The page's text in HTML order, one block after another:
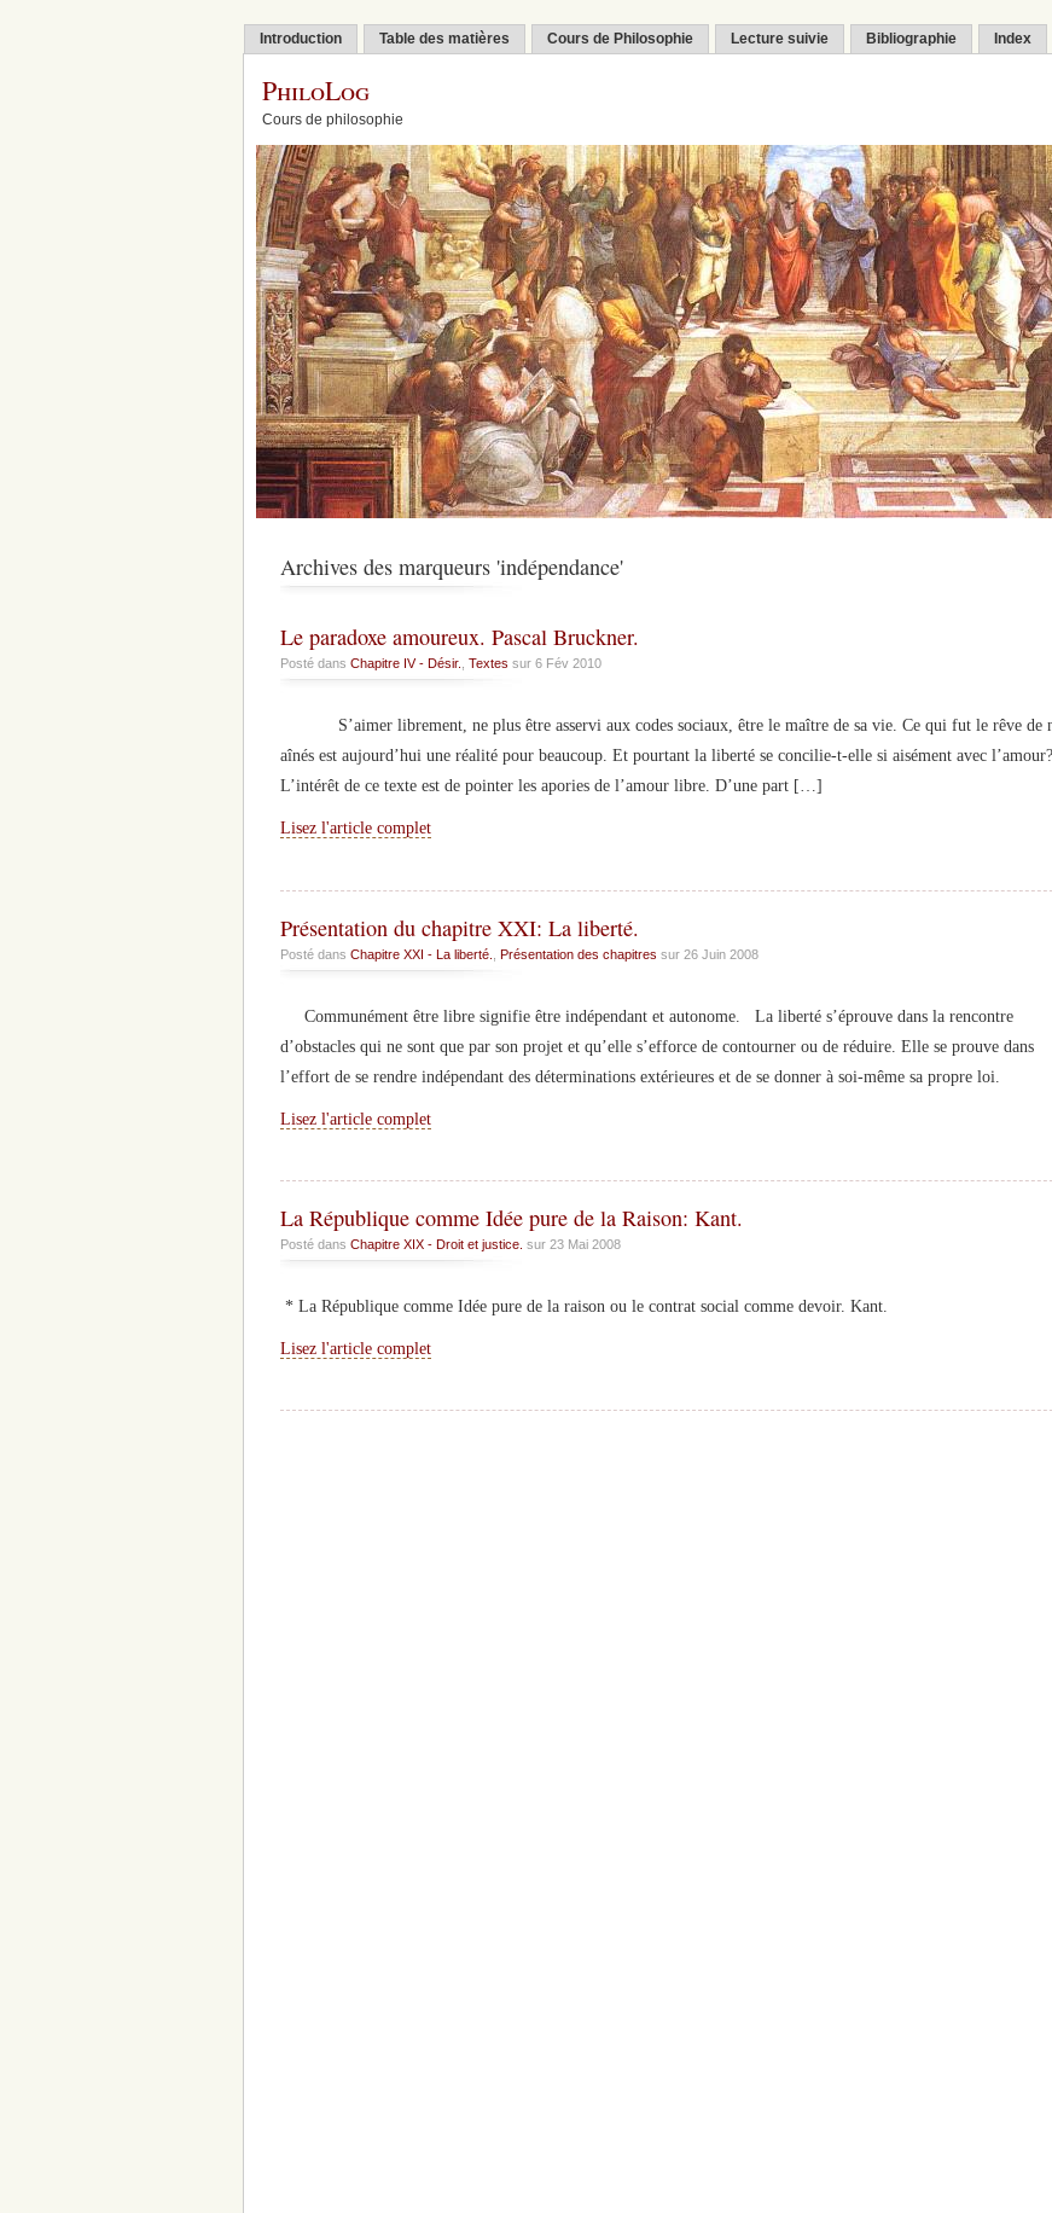
Introduction Table des matières Cours de Philosophie Lecture suivie Bibliographie Index
PhiloLog
Cours de philosophie
Archives des marqueurs 'indépendance'
Le paradoxe amoureux. Pascal Bruckner.
Posté dans Chapitre IV - Désir., Textes sur 6 Fév 2010
S’aimer librement, ne plus être asservi aux codes sociaux, être le maître de sa vie. Ce qui fut le rêve de
aînés est aujourd’hui une réalité pour beaucoup. Et pourtant la liberté se concilie-t-elle si aisément avec l’amour?
L’intérêt de ce texte est de pointer les apories de l’amour libre. D’une part […]
Lisez l'article complet
Présentation du chapitre XXI: La liberté.
Posté dans Chapitre XXI - La liberté. Présentation des chapitres sur 26 Juin 2008
Communément être libre signifie être indépendant et autonome. La liberté s’éprouve dans la rencontre
d’obstacles qui ne sont que par son projet et qu’elle s’efforce de contourner ou de réduire. Elle se prouve dans
l’effort de se rendre indépendant des déterminations extérieures et de se donner à soi-même sa propre loi.
Lisez l'article complet
La République comme Idée pure de la Raison: Kant.
Posté dans Chapitre XIX - Droit et justice. sur 23 Mai 2008
* La République comme Idée pure de la raison ou le contrat social comme devoir. Kant.
Lisez l'article complet